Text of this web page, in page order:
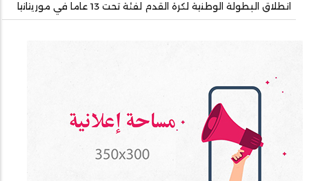
انطلاق البطولة الوطنية لكرة القدم لفئة تحت 13 عاما في موريتانيا